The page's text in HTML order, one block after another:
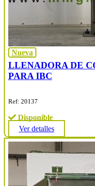
Nueva
LLENADORA DE
PARA IBC
Ref: 20137
Disponible
Ver detalles